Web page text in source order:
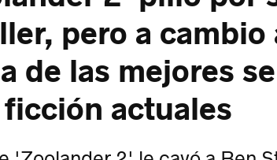
pero a cambio
de las mejores
actuales